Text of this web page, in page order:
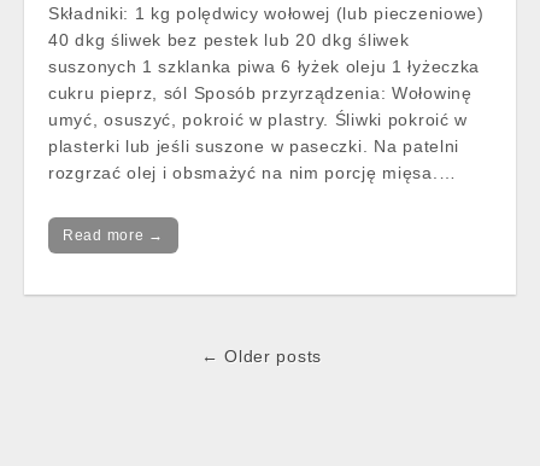
Składniki: 1 kg polędwicy wołowej (lub pieczeniowe)
40 dkg śliwek bez pestek lub 20 dkg śliwek
suszonych 1 szklanka piwa 6 łyżek oleju 1 łyżeczka
cukru pieprz, sól Sposób przyrządzenia: Wołowinę
umyć, osuszyć, pokroić w plastry. Śliwki pokroić w
plasterki lub jeśli suszone w paseczki. Na patelni
rozgrzać olej i obsmażyć na nim porcję mięsa.…
Read more →
← Older posts